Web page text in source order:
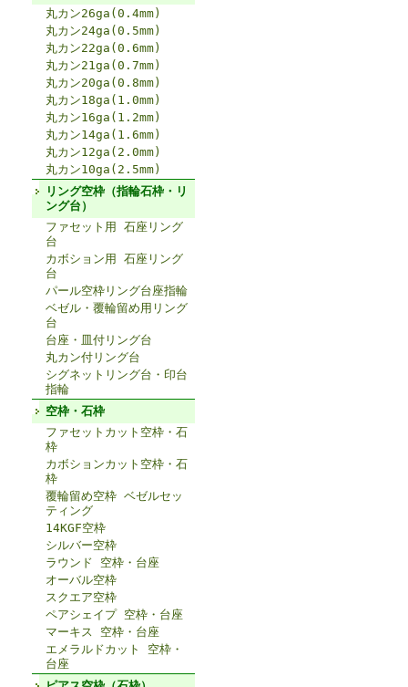
丸カン26ga(0.4mm)
丸カン24ga(0.5mm)
丸カン22ga(0.6mm)
丸カン21ga(0.7mm)
丸カン20ga(0.8mm)
丸カン18ga(1.0mm)
丸カン16ga(1.2mm)
丸カン14ga(1.6mm)
丸カン12ga(2.0mm)
丸カン10ga(2.5mm)
リング空枠（指輪石枠・リ
ング台）
ファセット用 石座リング
台
カボション用 石座リング
台
パール空枠リング台座指輪
ベゼル・覆輪留め用リング
台
台座・皿付リング台
丸カン付リング台
シグネットリング台・印台
指輪
空枠・石枠
ファセットカット空枠・石
枠
カボションカット空枠・石
枠
覆輪留め空枠 ベゼルセッ
ティング
14KGF空枠
シルバー空枠
ラウンド 空枠・台座
オーバル空枠
スクエア空枠
ペアシェイプ 空枠・台座
マーキス 空枠・台座
エメラルドカット 空枠・
台座